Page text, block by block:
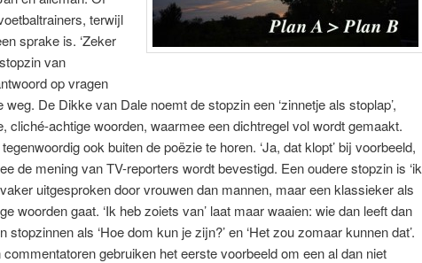
terwijl
sprake is. ‘Zeker
van
op vragen
weg. De Dikke van Dale noemt de stopzin een ‘zinnetje als stoplap’,
cliché-achtige woorden, waarmee een dichtregel vol wordt gemaakt.
ook buiten de poëzie te horen. ‘Ja, dat klopt’ bij voorbeeld,
de mening van TV-reporters wordt bevestigd. Een oudere stopzin is ‘ik
uitgesproken door vrouwen dan mannen, maar een klassieker als
woorden gaat. ‘Ik heb zoiets van’ laat maar waaien: wie dan leeft dan
stopzinnen als ‘Hoe dom kun je zijn?’ en ‘Het zou zomaar kunnen dat’.
gebruiken het eerste voorbeeld om een al dan niet